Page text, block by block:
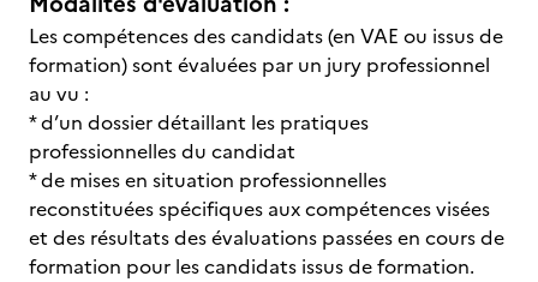
Les compétences des candidats (en VAE ou issus de
formation) sont évaluées par un jury professionnel
au vu :
* d’un dossier détaillant les pratiques
professionnelles du candidat
* de mises en situation professionnelles
reconstituées spécifiques aux compétences visées
et des résultats des évaluations passées en cours de
formation pour les candidats issus de formation.